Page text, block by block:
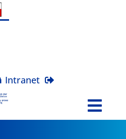
Intranet